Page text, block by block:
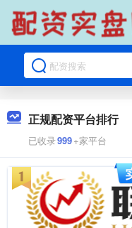
正规配资平台排行
已收录999+家平台